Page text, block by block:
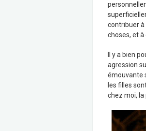
contribuer à
choses, et
Il y a bien
agression
émouvante
les filles
chez moi,